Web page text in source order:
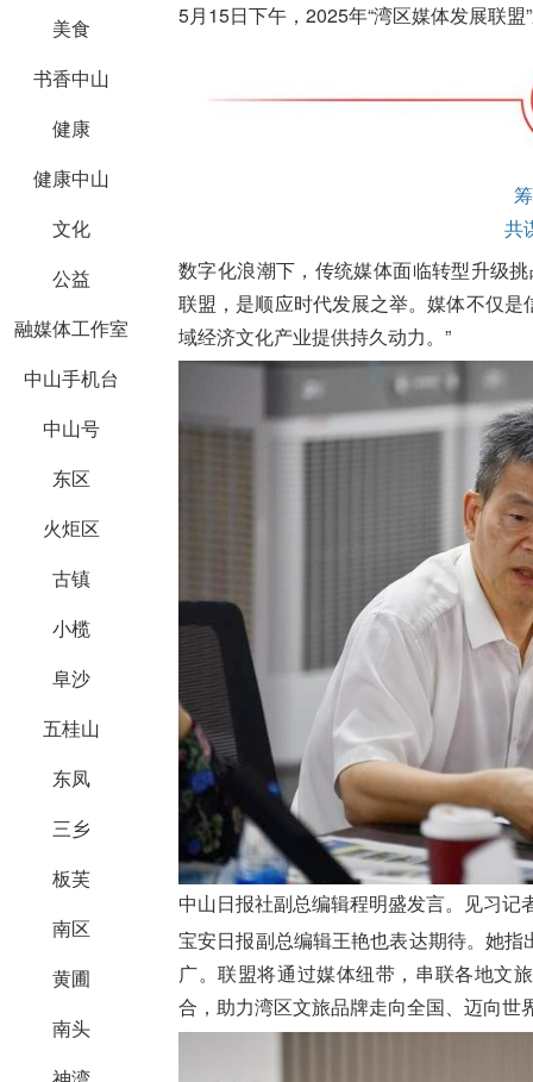
美食
书香中山
健康
健康中山
文化
公益
融媒体工作室
中山手机台
中山号
东区
火炬区
古镇
小榄
阜沙
五桂山
东凤
三乡
板芙
南区
黄圃
南头
5月15日下午，2025年“湾区媒体发展联
共
数字化浪潮下，传统媒体面临转型升级
联盟，是顺应时代发展之举。媒体不仅
域经济文化产业提供持久动力。”
中山日报社副总编辑程明盛发言。见习记
宝安日报副总编辑王艳也表达期待。她
广。联盟将通过媒体纽带，串联各地文
合，助力湾区文旅品牌走向全国、迈向世